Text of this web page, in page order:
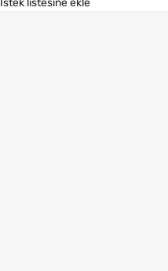
İstek listesine ekle